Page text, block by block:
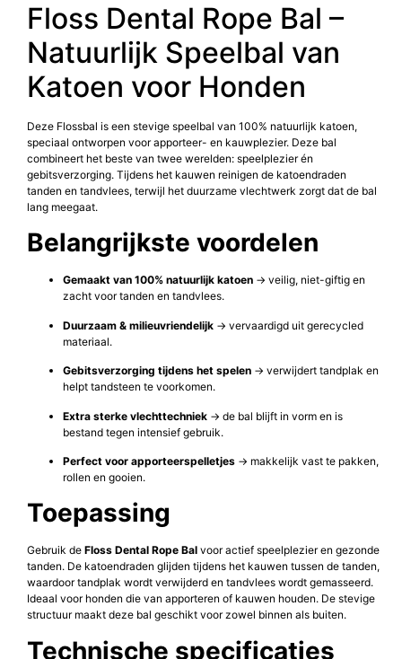
Floss Dental Rope Bal –
Natuurlijk Speelbal van
Katoen voor Honden
Deze Flossbal is een stevige speelbal van 100% natuurlijk katoen,
speciaal ontworpen voor apporteer- en kauwplezier. Deze bal
combineert het beste van twee werelden: speelplezier én
gebitsverzorging. Tijdens het kauwen reinigen de katoendraden
tanden en tandvlees, terwijl het duurzame vlechtwerk zorgt dat de bal
lang meegaat.
Belangrijkste voordelen
Gemaakt van 100% natuurlijk katoen → veilig, niet-giftig en
zacht voor tanden en tandvlees.
Duurzaam & milieuvriendelijk → vervaardigd uit gerecycled
materiaal.
Gebitsverzorging tijdens het spelen → verwijdert tandplak en
helpt tandsteen te voorkomen.
Extra sterke vlechttechniek → de bal blijft in vorm en is
bestand tegen intensief gebruik.
Perfect voor apporteerspelletjes → makkelijk vast te pakken,
rollen en gooien.
Toepassing
Gebruik de Floss Dental Rope Bal voor actief speelplezier en gezonde
tanden. De katoendraden glijden tijdens het kauwen tussen de tanden,
waardoor tandplak wordt verwijderd en tandvlees wordt gemasseerd.
Ideaal voor honden die van apporteren of kauwen houden. De stevige
structuur maakt deze bal geschikt voor zowel binnen als buiten.
Technische specificaties